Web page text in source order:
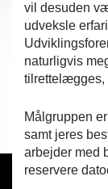
vil desuden
udveksle
naturligvis
tilrettelægges,
Målgruppen
samt jeres
arbejder med
reservere